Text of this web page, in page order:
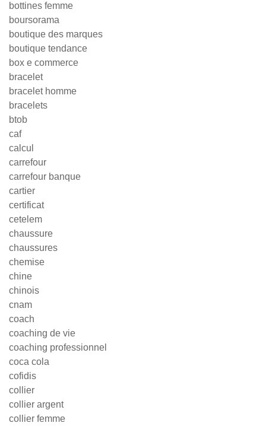
bottines femme
boursorama
boutique des marques
boutique tendance
box e commerce
bracelet
bracelet homme
bracelets
btob
caf
calcul
carrefour
carrefour banque
cartier
certificat
cetelem
chaussure
chaussures
chemise
chine
chinois
cnam
coach
coaching de vie
coaching professionnel
coca cola
cofidis
collier
collier argent
collier femme